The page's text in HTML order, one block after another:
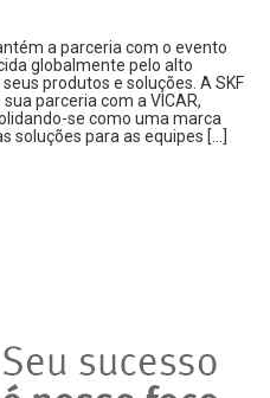
a parceria com o evento
globalmente pelo alto
produtos e soluções. A SKF
parceria com a VICAR,
se como uma marca
soluções para as equipes […]